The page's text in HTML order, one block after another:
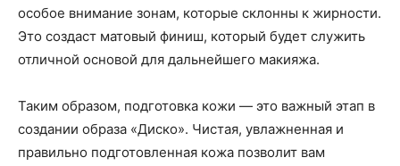
особое внимание зонам, которые склонны к жирности.
Это создаст матовый финиш, который будет служить
отличной основой для дальнейшего макияжа.
Таким образом, подготовка кожи — это важный этап в
создании образа «Диско». Чистая, увлажненная и
правильно подготовленная кожа позволит вам